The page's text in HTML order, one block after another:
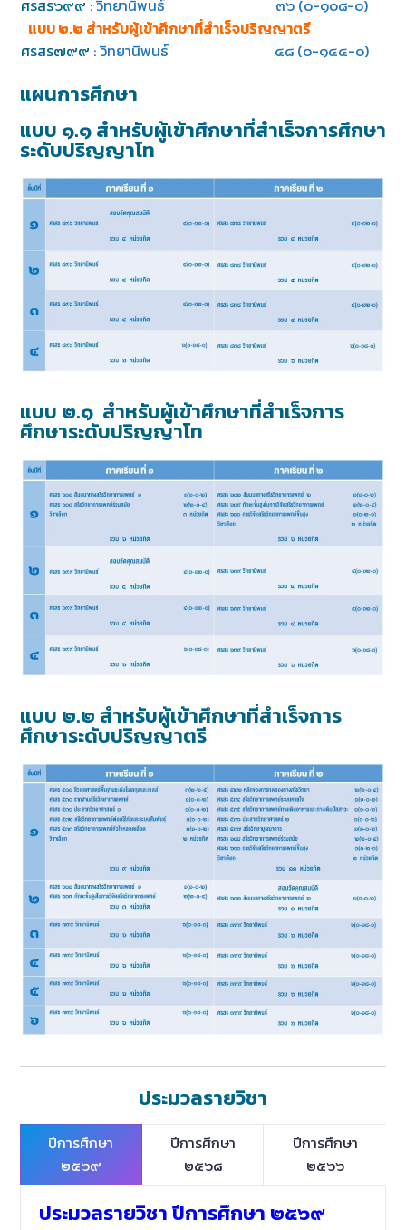
ศรสร๖๙๙ : วิทยานิพนธ์
๓๖ (๐-๑๐๘-๐)
แบบ ๒.๒ สำหรับผู้เข้าศึกษาที่สำเร็จปริญญาตรี
ศรสร๗๙๙ : วิทยานิพนธ์ ๔๘ (๐-๑๔๔-๐)
แผนการศึกษา
แบบ ๑.๑ สำหรับผู้เข้าศึกษาที่สำเร็จการศึกษา
ระดับปริญญาโท
แบบ ๒.๑ สำหรับผู้เข้าศึกษาที่สำเร็จการ
ศึกษาระดับปริญญาโท
แบบ ๒.๒ สำหรับผู้เข้าศึกษาที่สำเร็จการ
ศึกษาระดับปริญญาตรี
ประมวลรายวิชา
ปีการศึกษา
๒๕๖๙
ปีการศึกษา
๒๕๖๘
ปีการศึกษา
๒๕๖๖
ประมวลรายวิชา ปีการศึกษา ๒๕๖๙